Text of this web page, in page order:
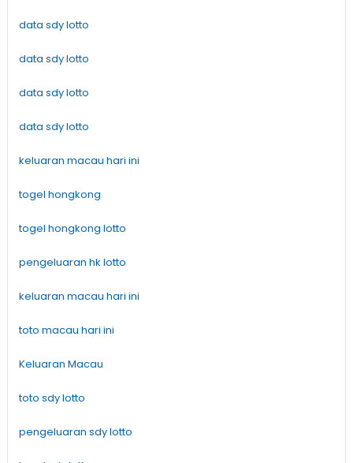
data sdy lotto
data sdy lotto
data sdy lotto
data sdy lotto
keluaran macau hari ini
togel hongkong
togel hongkong lotto
pengeluaran hk lotto
keluaran macau hari ini
toto macau hari ini
Keluaran Macau
toto sdy lotto
pengeluaran sdy lotto